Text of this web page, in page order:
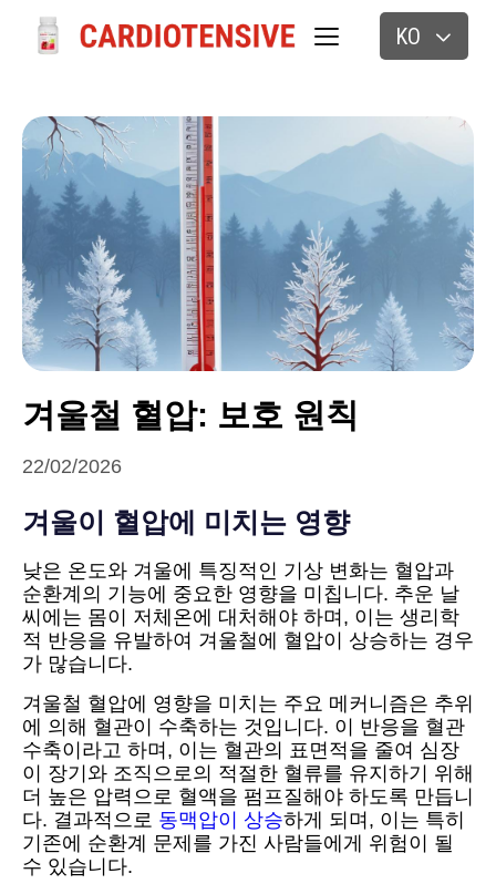
KO
겨울철 혈압: 보호 원칙
22/02/2026
겨울이 혈압에 미치는 영향
낮은 온도와 겨울에 특징적인 기상 변화는 혈압과
순환계의 기능에 중요한 영향을 미칩니다. 추운 날
씨에는 몸이 저체온에 대처해야 하며, 이는 생리학
적 반응을 유발하여 겨울철에 혈압이 상승하는 경우
가 많습니다.
겨울철 혈압에 영향을 미치는 주요 메커니즘은 추위
에 의해 혈관이 수축하는 것입니다. 이 반응을 혈관
수축이라고 하며, 이는 혈관의 표면적을 줄여 심장
이 장기와 조직으로의 적절한 혈류를 유지하기 위해
더 높은 압력으로 혈액을 펌프질해야 하도록 만듭니
다. 결과적으로 동맥압이 상승하게 되며, 이는 특히
기존에 순환계 문제를 가진 사람들에게 위험이 될
수 있습니다.